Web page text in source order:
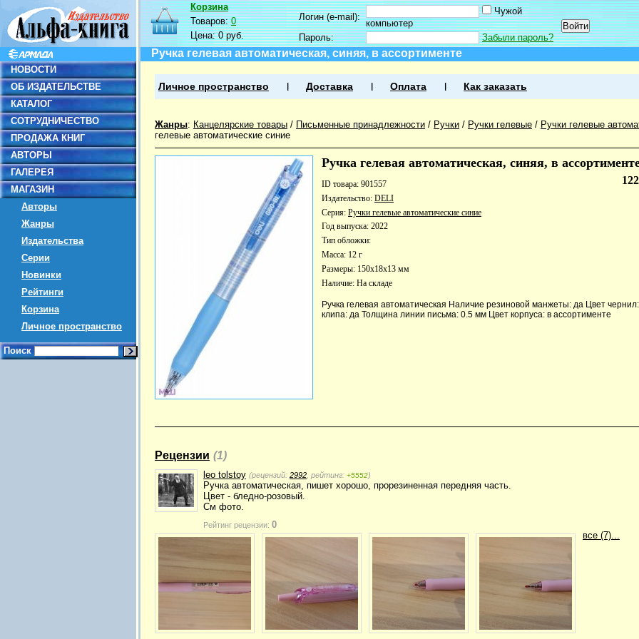
НОВОСТИ
ОБ ИЗДАТЕЛЬСТВЕ
КАТАЛОГ
СОТРУДНИЧЕСТВО
ПРОДАЖА КНИГ
АВТОРЫ
ГАЛЕРЕЯ
МАГАЗИН
Авторы
Жанры
Издательства
Серии
Новинки
Рейтинги
Корзина
Личное пространство
Поиск
Корзина
Товаров:0
Цена:0 руб.
Логин (e-mail):
Чужой
компьютер
Пароль:
Забыли пароль?
Ручка гелевая автоматическая, синяя, в ассортименте
Личное пространство Доставка Оплата Как заказать
Жанры: Канцелярские товары / Письменные принадлежности / Ручки / Ручки гелевые / Ручки гелевые
гелевые автоматические синие
Ручка гелевая автоматическая, синяя, в
ID товара: 901557
Издательство: DELI
Серия: Ручки гелевые автоматические синие
Год выпуска: 2022
Тип обложки:
Масса: 12 г
Размеры: 150x18x13 мм
Наличие: На складе
Ручка гелевая автоматическая Наличие резиновой манжеты: да Цвет
клипа: да Толщина линии письма: 0.5 мм Цвет корпуса: в ассортименте
Рецензии (1)
leo tolstoy (рецензий: 2992 , рейтинг: +5552)
Ручка автоматическая, пишет хорошо, прорезиненная передняя часть.
Цвет - бледно-розовый.
См фото.
Рейтинг рецензии: 0
все (7)...